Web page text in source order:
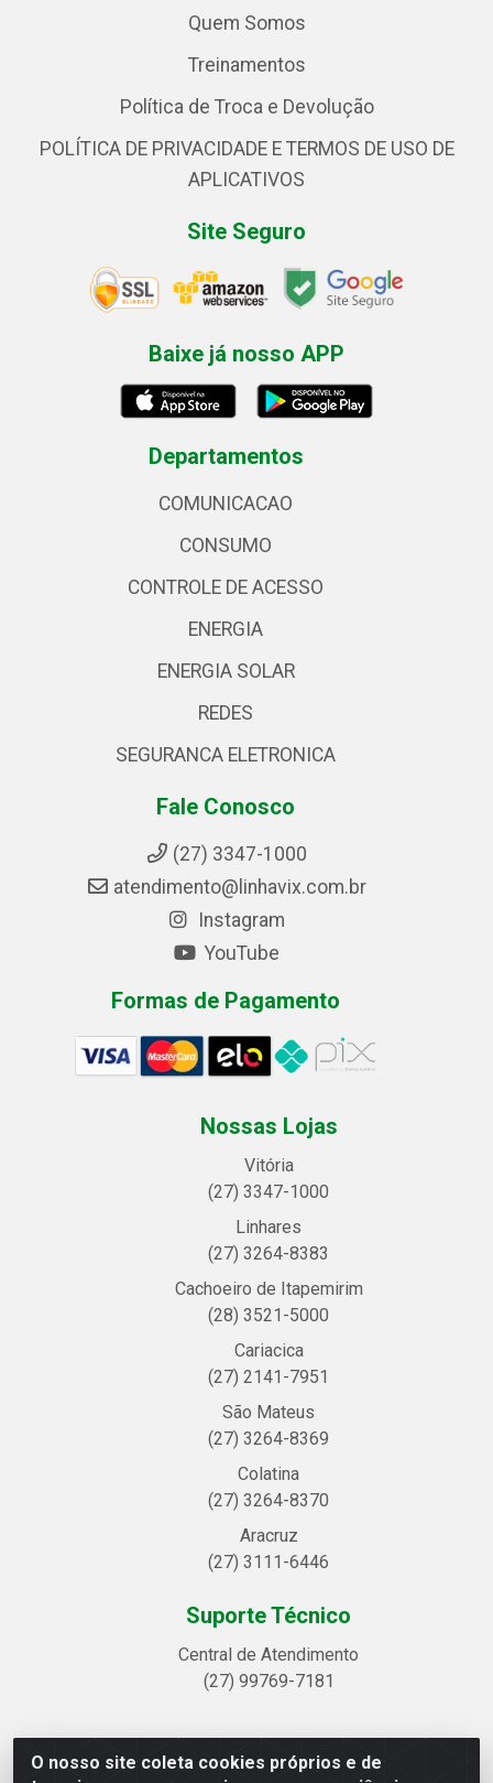
O nosso site coleta cookies próprios e de
Quem Somos
Treinamentos
Política de Troca e Devolução
POLÍTICA DE PRIVACIDADE E TERMOS DE USO DE
APLICATIVOS
Site Seguro
Baixe já nosso APP
Departamentos
COMUNICACAO
CONSUMO
CONTROLE DE ACESSO
ENERGIA
ENERGIA SOLAR
REDES
SEGURANCA ELETRONICA
Fale Conosco
(27) 3347-1000
atendimento@linhavix.com.br
Instagram
YouTube
Formas de Pagamento
Nossas Lojas
Vitória
(27) 3347-1000
Linhares
(27) 3264-8383
Cachoeiro de Itapemirim
(28) 3521-5000
Cariacica
(27) 2141-7951
São Mateus
(27) 3264-8369
Colatina
(27) 3264-8370
Aracruz
(27) 3111-6446
Suporte Técnico
Central de Atendimento
(27) 99769-7181
Linhavix Distribuidora LTDA - Avenida Alegre, 2521 -